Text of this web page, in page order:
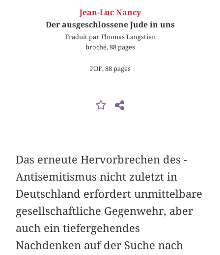
Jean-Luc Nancy
Der ausgeschlossene Jude in uns
Traduit par Thomas Laugstien
broché, 88 pages
PDF, 88 pages
Das erneute Hervorbrechen des ­
Anti­semitismus nicht zuletzt in
Deutschland erfordert unmittelbare
gesellschaftliche Gegenwehr, aber
auch ein ­tiefergehendes
Nachdenken auf der Suche nach